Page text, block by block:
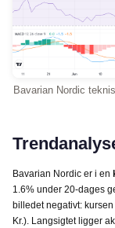
Bavarian Nordic
Bavarian Nordic er i en
1.6% under 20-dages
billedet negativt:
Kr.). Langsigtet ligger